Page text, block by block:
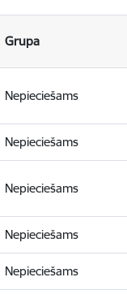
Grupa
Nepieciešams
Nepieciešams
Nepieciešams
Nepieciešams
Nepieciešams